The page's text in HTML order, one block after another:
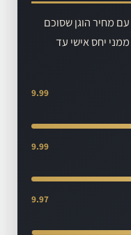
מחיר הוגן שסוכם
יחס אישי עד
9.99
9.99
9.97